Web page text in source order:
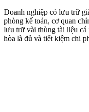
Doanh nghiệp có lưu trữ
phòng kế toán, cơ quan
lưu trữ vài thùng tài liệu cá
hòa là đủ và tiết kiệm chi